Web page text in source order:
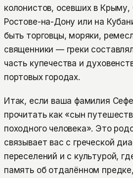
колонистов, осевших в
Ростове-на-Дону или на
быть торговцы, моряки,
священники — греки
часть купечества и
портовых городах.
Итак, если ваша фамилия
прочитать как «сын
походного человека». Это
связывает вас с греческой
переселений и с культурой,
память об отдалённом